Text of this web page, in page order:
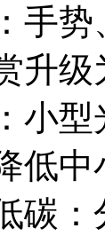
手
升
小型
低
碳